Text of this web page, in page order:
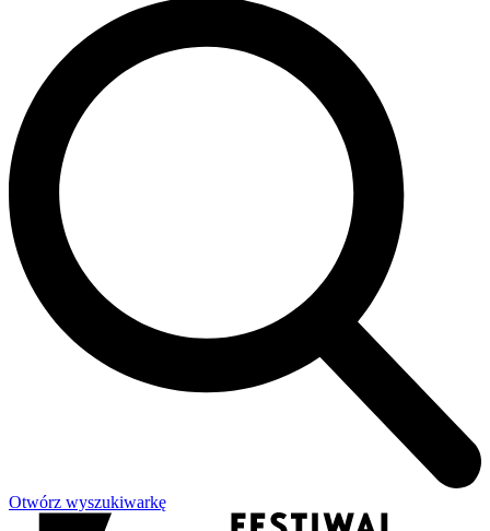
Otwórz wyszukiwarkę